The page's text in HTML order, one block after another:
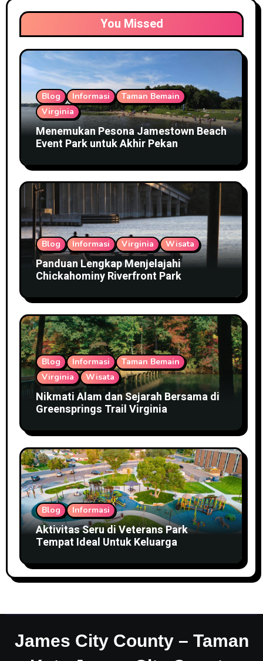
You Missed
Blog Informasi
Taman Bemain
Virginia
Menemukan Pesona Jamestown Beach
Event Park untuk Akhir Pekan
Blog Informasi Virginia Wisata
Panduan Lengkap Menjelajahi
Chickahominy Riverfront Park
Blog Informasi
Taman Bemain
Virginia
Wisata
Nikmati Alam dan Sejarah Bersama di
Greensprings Trail Virginia
Blog Informasi
Aktivitas Seru di Veterans Park
Tempat Ideal Untuk Keluarga
James City County – Taman